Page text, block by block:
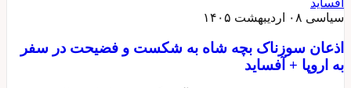
سیاسی ۰۸ اردیبهشت ۱۴۰۵
اذعان سوزناک بچه شاه به شکست و فضیحت در سفر
به اروپا + آفساید